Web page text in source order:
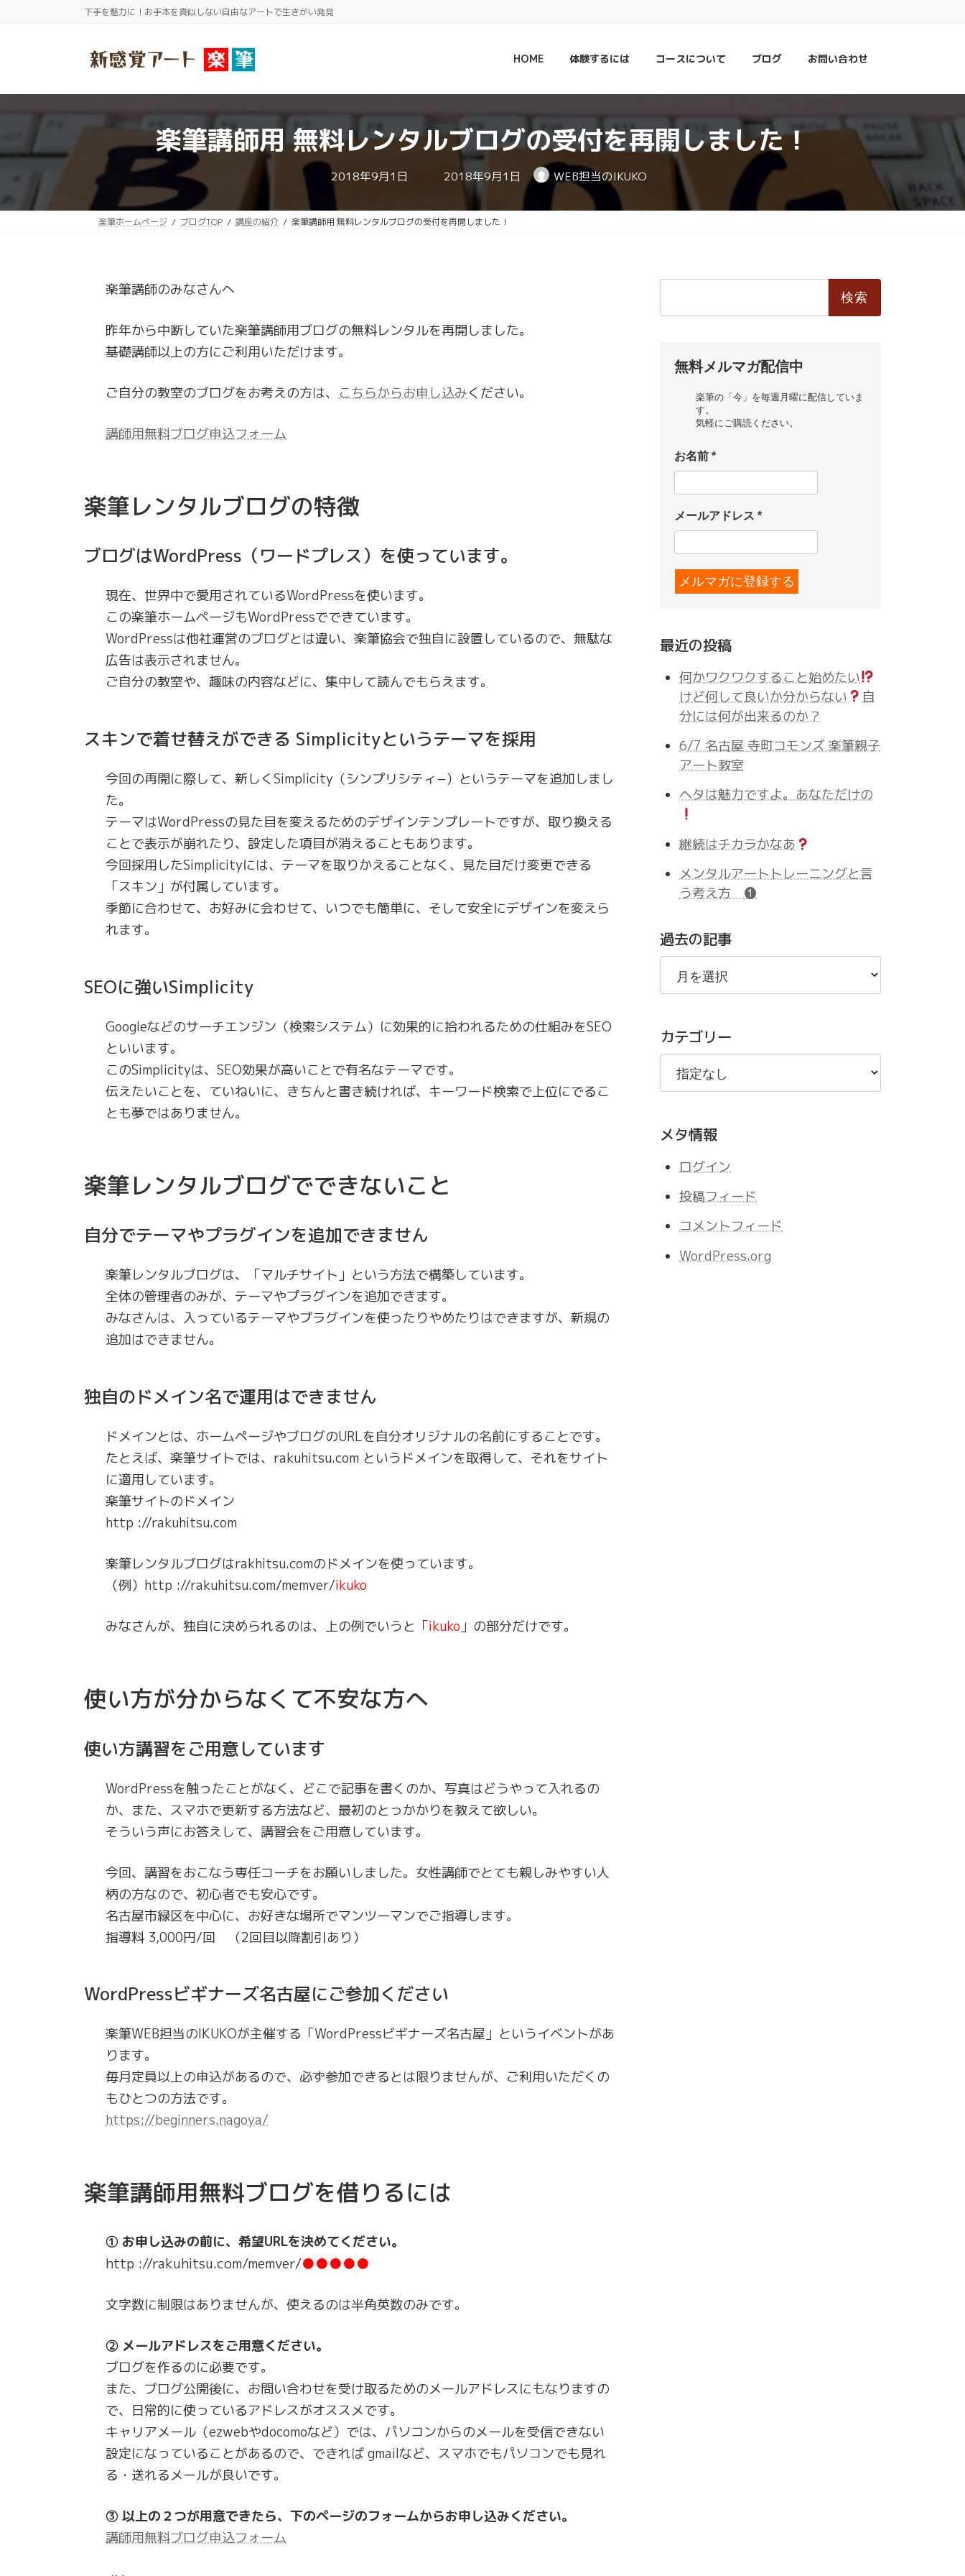
ッ
移
下手を魅力に！お手本を真似しない自由なアートで生きがい発見
HOME 体験するには コースについて ブログ お問い合わせ
楽筆講師用 無料レンタルブログの受付を再開しました！
2018年9月1日 最
終
日
時
2018年9月1日 WEB担当のIKUKO
楽筆ホームページ ブログTOP 講座の紹介 楽筆講師用 無料レンタルブログの受付を再開しました！
楽筆講師のみなさんへ
昨年から中断していた楽筆講師用ブログの無料レンタルを再開しました。
基礎講師以上の方にご利用いただけます。
ご自分の教室のブログをお考えの方は、 こちらからお申し込みください。
講師用無料ブログ申込フォーム
楽筆レンタルブログの特徴
ブログはWordPress（ワードプレス）を使っています。
現在、世界中で愛用されているWordPressを使います。
この楽筆ホームページもWordPressでできています。
WordPressは他社運営のブログとは違い、楽筆協会で独自に設置しているので、無駄な
広告は表示されません。
ご自分の教室や、趣味の内容などに、集中して読んでもらえます。
スキンで着せ替えができる Simplicityというテーマを採用
今回の再開に際して、新しくSimplicity（シンプリシティ−）というテーマを追加しまし
た。
テーマはWordPressの見た目を変えるためのデザインテンプレートですが、取り換える
ことで表示が崩れたり、設定した項目が消えることもあります。
今回採用したSimplicityには、テーマを取りかえることなく、見た目だけ変更できる
「スキン」が付属しています。
季節に合わせて、お好みに会わせて、いつでも簡単に、そして安全にデザインを変えら
れます。
SEOに強いSimplicity
Googleなどのサーチエンジン（検索システム）に効果的に拾われるための仕組みをSEO
といいます。
このSimplicityは、SEO効果が高いことで有名なテーマです。
伝えたいことを、ていねいに、きちんと書き続ければ、キーワード検索で上位にでるこ
とも夢ではありません。
楽筆レンタルブログでできないこと
自分でテーマやプラグインを追加できません
楽筆レンタルブログは、「マルチサイト」という方法で構築しています。
全体の管理者のみが、テーマやプラグインを追加できます。
みなさんは、入っているテーマやプラグインを使ったりやめたりはできますが、新規の
追加はできません。
独自のドメイン名で運用はできません
ドメインとは、ホームページやブログのURLを自分オリジナルの名前にすることです。
たとえば、楽筆サイトでは、rakuhitsu.com というドメインを取得して、それをサイト
に適用しています。
楽筆サイトのドメイン
http ://rakuhitsu.com
楽筆レンタルブログはrakhitsu.comのドメインを使っています。
（例）http ://rakuhitsu.com/memver/ikuko
みなさんが、独自に決められるのは、上の例でいうと「ikuko」の部分だけです。
使い方が分からなくて不安な方へ
使い方講習をご用意しています
WordPressを触ったことがなく、どこで記事を書くのか、写真はどうやって入れるの
か、また、スマホで更新する方法など、最初のとっかかりを教えて欲しい。
そういう声にお答えして、講習会をご用意しています。
今回、講習をおこなう専任コーチをお願いしました。女性講師でとても親しみやすい人
柄の方なので、初心者でも安心です。
名古屋市緑区を中心に、お好きな場所でマンツーマンでご指導します。
指導料 3,000円/回 （2回目以降割引あり）
WordPressビギナーズ名古屋にご参加ください
楽筆WEB担当のIKUKOが主催する「WordPressビギナーズ名古屋」というイベントがあ
ります。
毎月定員以上の申込があるので、必ず参加できるとは限りませんが、ご利用いただくの
もひとつの方法です。
https://beginners.nagoya/
楽筆講師用無料ブログを借りるには
① お申し込みの前に、希望URLを決めてください。
http ://rakuhitsu.com/memver/●●●●●
文字数に制限はありませんが、使えるのは半角英数のみです。
② メールアドレスをご用意ください。
ブログを作るのに必要です。
また、ブログ公開後に、お問い合わせを受け取るためのメールアドレスにもなりますの
で、日常的に使っているアドレスがオススメです。
キャリアメール（ezwebやdocomoなど）では、パソコンからのメールを受信できない
設定になっていることがあるので、できれば gmailなど、スマホでもパソコンでも見れ
る・送れるメールが良いです。
③ 以上の２つが用意できたら、下のページのフォームからお申し込みください。
講師用無料ブログ申込フォーム
無料メルマガ配信中
楽筆の「今」を毎週月曜に配信していま
す。
気軽にご購読ください。
お名前*
メールアドレス*
最近の投稿
何かワクワクすること始めたい
けど何して良いか分からない
自
分には何が出来るのか？
6/7 名古屋 寺町コモンズ 楽筆親子
アート教室
ヘタは魅力ですよ。あなただけの
継続はチカラかなあ
メンタルアートトレーニングと言
う考え方 ❶
過去の記事
過
の
事
カテゴリー
メタ情報
ログイン
投稿フィード
コメントフィード
WordPress.org